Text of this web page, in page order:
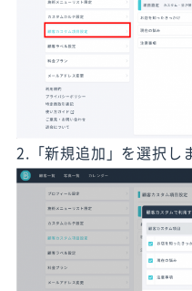
2.「新規追加」を選択し